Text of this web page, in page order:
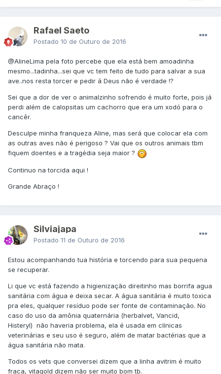
Rafael Saeto
Postado 10 de Outuro de 2016
@AlineLima pela foto percebe que ela está bem amoadinha
mesmo...tadinha...sei que vc tem feito de tudo para salvar a sua
ave..nos resta torcer e pedir á Deus não é verdade !?
Sei que a dor de ver o animalzinho sofrendo é muito forte, pois já
perdi além de calopsitas um cachorro que era um xodó para o
cancêr.
Desculpe minha franqueza Aline, mas será que colocar ela com
as outras aves não é perigoso ? Vai que os outros animais tbm
fiquem doentes e a tragédia seja maior ?
Continuo na torcida aqui !
Grande Abraço !
Silviajapa
Postado 11 de Outuro de 2016
Estou acompanhando tua história e torcendo para sua pequena
se recuperar.
Li que vc está fazendo a higienização direitinho mas borrifa agua
sanitária com água e deixa secar. A água sanitária é muito toxica
pra eles, qualquer resíduo pode ser fonte de contaminação. No
caso do uso da amônia quaternária (herbalvet, Vancid,
Histeryl) não haveria problema, ela é usada em clínicas
veterinárias e seu uso é seguro, além de matar bactérias que a
água sanitária não mata.
Todos os vets que conversei dizem que a linha avitrim é muito
fraca, vitagold dizem não ser muito bom tb.